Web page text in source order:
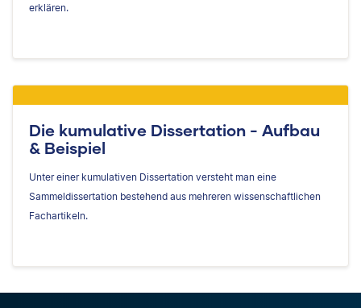
erklären.
Die kumulative Dissertation - Aufbau
& Beispiel
Unter einer kumulativen Dissertation versteht man eine
Sammeldissertation bestehend aus mehreren wissenschaftlichen
Fachartikeln.